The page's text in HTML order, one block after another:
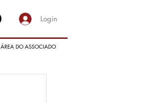
Login
ÁREA DO ASSOCIADO